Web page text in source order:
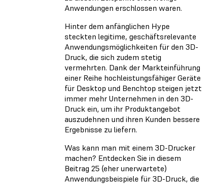
Anwendungen erschlossen waren.
Hinter dem anfänglichen Hype
steckten legitime, geschäftsrelevante
Anwendungsmöglichkeiten für den 3D-
Druck, die sich zudem stetig
vermehrten. Dank der Markteinführung
einer Reihe hochleistungsfähiger Geräte
für Desktop und Benchtop steigen jetzt
immer mehr Unternehmen in den 3D-
Druck ein, um ihr Produktangebot
auszudehnen und ihren Kunden bessere
Ergebnisse zu liefern.
Was kann man mit einem 3D-Drucker
machen? Entdecken Sie in diesem
Beitrag 25 (eher unerwartete)
Anwendungsbeispiele für 3D-Druck, die